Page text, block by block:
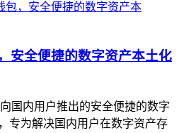
安全便捷的数字资产本土化
国内用户推出的安全便捷的数字
专为解决国内用户在数字资产存